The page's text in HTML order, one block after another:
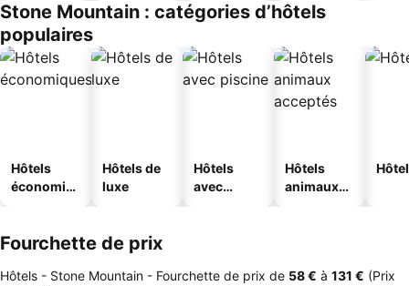
Stone Mountain : catégories d’hôtels
populaires
Hôtels
économiq
Hôtels de
luxe
Hôtels
avec
Hôtels
animaux
Fourchette de prix
Hôtels - Stone Mountain - Fourchette de prix de ‎58 € à ‎131 € (Prix